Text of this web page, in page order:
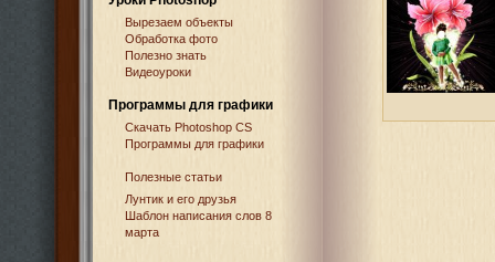
Вырезаем объекты
Обработка фото
Полезно знать
Видеоуроки
Программы для графики
Cкачать Photoshop CS
Программы для графики
Полезные статьи
Лунтик и его друзья
Шаблон написания слов 8
марта